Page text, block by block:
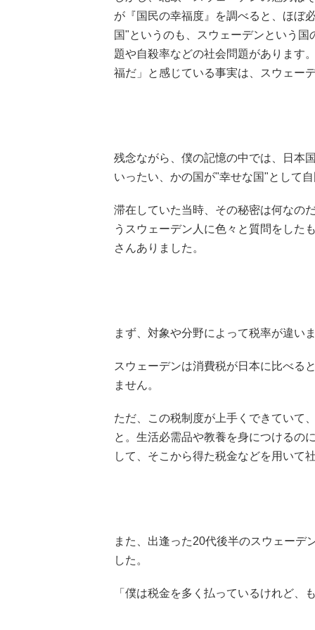
が『国民の幸福度』を調べると、ほぼ
国"というのも、スウェーデンという
題や自殺率などの社会問題があります
福だ」と感じている事実は、スウェー
残念ながら、僕の記憶の中では、日本
いったい、かの国が"幸せな国"として
滞在していた当時、その秘密は何なの
うスウェーデン人に色々と質問をした
さんありました。
まず、対象や分野によって税率が違いま
スウェーデンは消費税が日本に比べる
ません。
ただ、この税制度が上手くできていて
と。生活必需品や教養を身につけるの
して、そこから得た税金などを用いて
また、出逢った20代後半のスウェーデ
した。
「僕は税金を多く払っているけれど、